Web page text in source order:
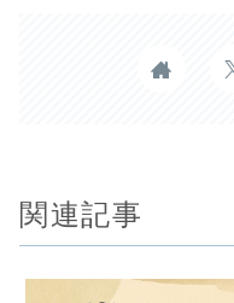
関連記事